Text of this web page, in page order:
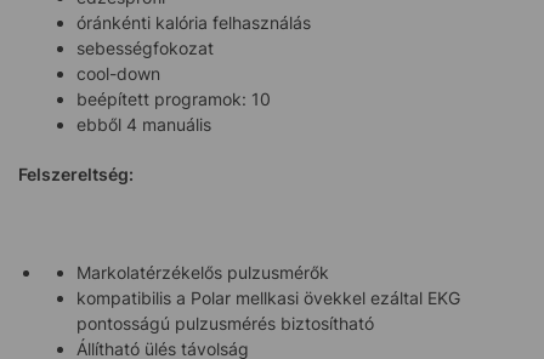
óránkénti kalória felhasználás
sebességfokozat
cool-down
beépített programok: 10
ebből 4 manuális
Felszereltség:
Markolatérzékelős pulzusmérők
kompatibilis a Polar mellkasi övekkel ezáltal EKG
pontosságú pulzusmérés biztosítható
Állítható ülés távolság